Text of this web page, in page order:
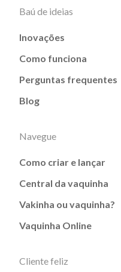
Baú de ideias
Inovações
Como funciona
Perguntas frequentes
Blog
Navegue
Como criar e lançar
Central da vaquinha
Vakinha ou vaquinha?
Vaquinha Online
Cliente feliz